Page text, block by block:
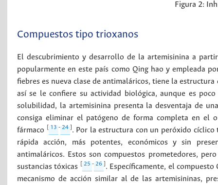
Figura 2:
Compuestos tipo trioxanos
El descubrimiento y desarrollo de la artemisinina a
popularmente en este país como Qing hao y empleada
fiebres es nueva clase de antimaláricos, tiene la
así se le confiere su actividad biológica, aunque es
solubilidad, la artemisinina presenta la desventaja de
consiga eliminar el patógeno de forma completa en el
fármaco
13 - 24
. Por la estructura con un peróxido
rápida acción, más potentes, económicos y sin
antimaláricos. Estos son compuestos prometedores,
sustancias tóxicas
25 - 26
. Específicamente, el
mecanismo de acción similar al de las artemisininas,